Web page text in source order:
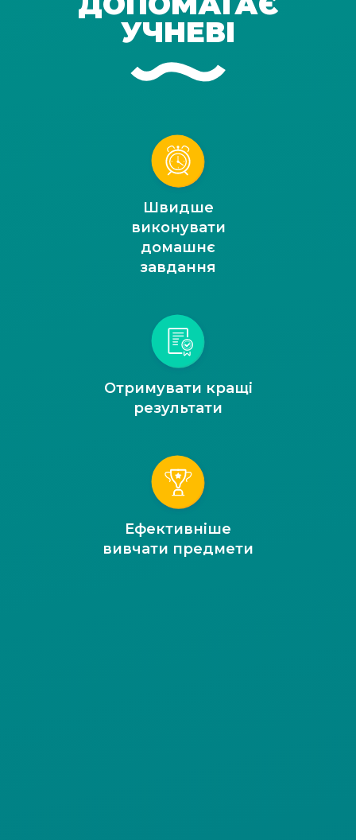
УЧНЕВІ
Швидше
виконувати
домашнє
завдання
Отримувати кращі
результати
Ефективніше
вивчати предмети